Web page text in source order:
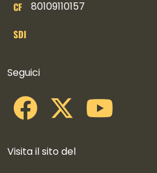
CF 80109110157
SDI
Seguici
Visita il sito del